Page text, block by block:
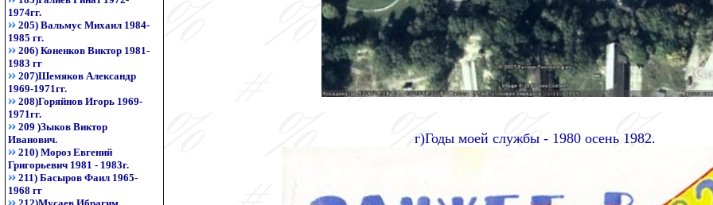
1974гг.
205) Вальмус Михаил 1984-
1985 гг.
206) Коненков Виктор 1981-
1983 гг
207)Шемяков Александр
1969-1971гг.
208)Горяйнов Игорь 1969-
1971гг.
209 )Зыков Виктор
Иванович.
210) Мороз Евгений
Григорьевич 1981 - 1983г.
211) Басыров Фаил 1965-
1968 гг
г)Годы моей службы - 1980 осень 1982.